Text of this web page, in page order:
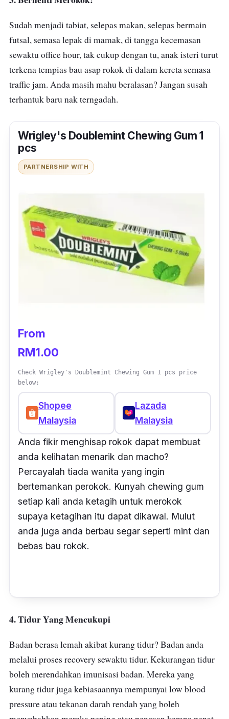
Sudah menjadi tabiat, selepas makan, selepas bermain
futsal, semasa lepak di mamak, di tangga kecemasan
sewaktu office hour, tak cukup dengan tu, anak isteri turut
terkena tempias bau asap rokok di dalam kereta semasa
traffic jam. Anda masih mahu beralasan? Jangan susah
terhantuk baru nak terngadah.
Wrigley's Doublemint Chewing Gum 1
pcs
PARTNERSHIP WITH
From
RM1.00
Check Wrigley's Doublemint Chewing Gum 1 pcs price
below:
Shopee
Malaysia
Lazada
Malaysia
Anda fikir menghisap rokok dapat membuat
anda kelihatan menarik dan macho?
Percayalah tiada wanita yang ingin
bertemankan perokok. Kunyah chewing gum
setiap kali anda ketagih untuk merokok
supaya ketagihan itu dapat dikawal. Mulut
anda juga anda berbau segar seperti mint dan
bebas bau rokok.
4. Tidur Yang Mencukupi
Badan berasa lemah akibat kurang tidur? Badan anda
melalui proses recovery sewaktu tidur. Kekurangan tidur
boleh merendahkan imunisasi badan. Mereka yang
kurang tidur juga kebiasaannya mempunyai low blood
pressure atau tekanan darah rendah yang boleh